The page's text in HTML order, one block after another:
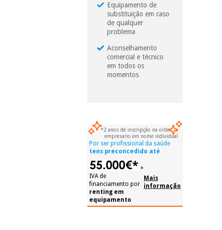
Equipamento de
substituição em caso
de qualquer
problema
Aconselhamento
comercial e técnico
em todos os
momentos
*2 anos de inscripção na ordem e
empresario em nome individual
Por ser profissional da saúde
tens preconcedido até
+
IVA de
financiamento por
renting em
equipamento
Mais
informação